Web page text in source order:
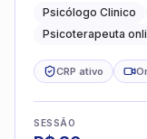
Psicólogo Clinico
Psicoterapeuta
CRP ativo
SESSÃO